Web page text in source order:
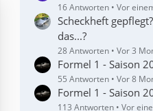
16 Antworten Vor
Scheckheft
das...?
28 Antworten Vor 3
Formel 1 - Saison
55 Antworten Vor 8
Formel 1 - Saison
113 Antworten Vor